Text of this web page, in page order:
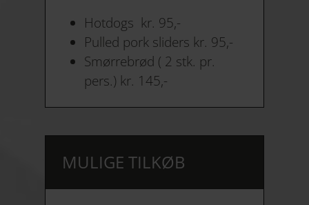
Hotdogs kr. 95,-
Pulled pork sliders kr. 95,-
Smørrebrød ( 2 stk. pr.
pers.) kr. 145,-
MULIGE TILKØB